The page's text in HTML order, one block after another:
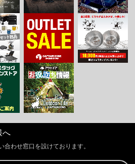
へ
わせ窓口を設けております。